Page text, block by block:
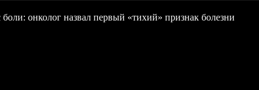
боли: онколог назвал первый «тихий» признак болезни